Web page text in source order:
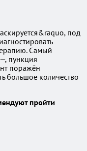
под
Самый
пункция
поражён
большое количество
пройти